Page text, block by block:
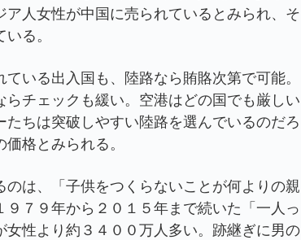
人女性が中国に売られているとみられ、そ
る。
いる出入国も、陸路なら賄賂次第で可能。
チェックも緩い。空港はどの国でも厳しい
ちは突破しやすい陸路を選んでいるのだろ
格とみられる。
は、「子供をつくらないことが何よりの親
７９年から２０１５年まで続いた「一人っ
性より約３４００万人多い。跡継ぎに男の